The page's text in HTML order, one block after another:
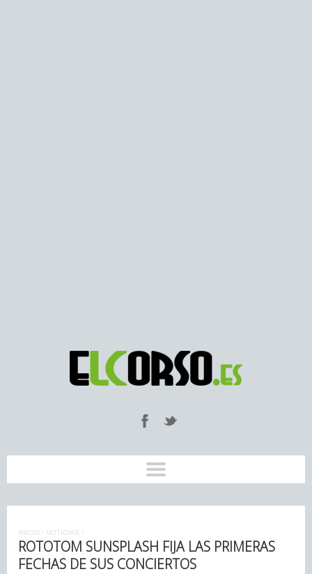
INICIO / NOTICIAS /
ROTOTOM SUNSPLASH FIJA LAS PRIMERAS
FECHAS DE SUS CONCIERTOS